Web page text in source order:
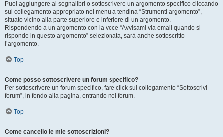
Puoi aggiungere ai segnalibri o sottoscrivere un argomento specifico cliccando
sul collegamento appropriato nel menu a tendina “Strumenti argomento”,
situato vicino alla parte superiore e inferiore di un argomento.
Rispondendo a un argomento con la voce “Avvisami via email quando si
risponde in questo argomento” selezionata, sarà anche sottoscritto
l’argomento.
Top
Come posso sottoscrivere un forum specifico?
Per sottoscrivere un forum specifico, fare click sul collegamento “Sottoscrivi
forum”, in fondo alla pagina, entrando nel forum.
Top
Come cancello le mie sottoscrizioni?